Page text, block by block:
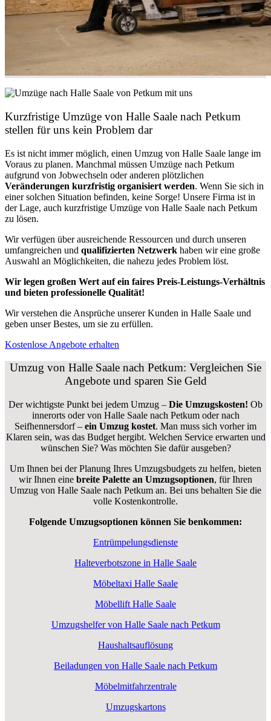
Kurzfristige Umzüge von Halle Saale nach Petkum
stellen für uns kein Problem dar
Es ist nicht immer möglich, einen Umzug von Halle Saale lange im
Voraus zu planen. Manchmal müssen Umzüge nach Petkum
aufgrund von Jobwechseln oder anderen plötzlichen
Veränderungen kurzfristig organisiert werden. Wenn Sie sich in
einer solchen Situation befinden, keine Sorge! Unsere Firma ist in
der Lage, auch kurzfristige Umzüge von Halle Saale nach Petkum
zu lösen.
Wir verfügen über ausreichende Ressourcen und durch unseren
umfangreichen und qualifizierten Netzwerk haben wir eine große
Auswahl an Möglichkeiten, die nahezu jedes Problem löst.
Wir legen großen Wert auf ein faires Preis-Leistungs-Verhältnis
und bieten professionelle Qualität!
Wir verstehen die Ansprüche unserer Kunden in Halle Saale und
geben unser Bestes, um sie zu erfüllen.
Kostenlose Angebote erhalten
Umzug von Halle Saale nach Petkum: Vergleichen Sie
Angebote und sparen Sie Geld
Der wichtigste Punkt bei jedem Umzug – Die Umzugskosten! Ob
innerorts oder von Halle Saale nach Petkum oder nach
Seifhennersdorf – ein Umzug kostet. Man muss sich vorher im
Klaren sein, was das Budget hergibt. Welchen Service erwarten und
wünschen Sie? Was möchten Sie dafür ausgeben?
Um Ihnen bei der Planung Ihres Umzugsbudgets zu helfen, bieten
wir Ihnen eine breite Palette an Umzugsoptionen, für Ihren
Umzug von Halle Saale nach Petkum an. Bei uns behalten Sie die
volle Kostenkontrolle.
Folgende Umzugsoptionen können Sie benkommen:
Entrümpelungsdienste
Halteverbotszone in Halle Saale
Möbeltaxi Halle Saale
Möbellift Halle Saale
Umzugshelfer von Halle Saale nach Petkum
Haushaltsauflösung
Beiladungen von Halle Saale nach Petkum
Möbelmitfahrzentrale
Umzugskartons